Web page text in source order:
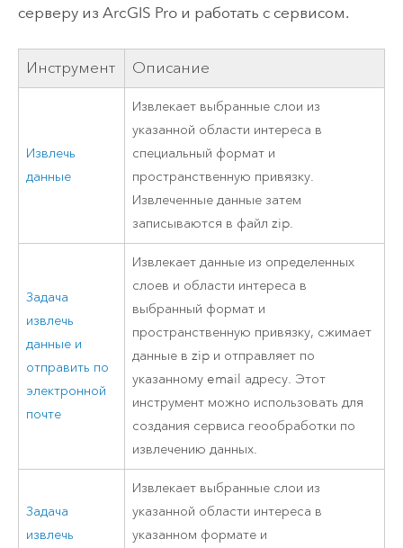
серверу из ArcGIS Proи работать с сервисом.
Инструмент Описание
Извлечь
данные
Извлекает выбранные слои из
указанной области интереса в
специальный формат и
пространственную привязку.
Извлеченные данные затем
записываются в файл zip.
Задача
извлечь
данные и
отправить по
электронной
почте
Извлекает данные из определенных
слоев и области интереса в
выбранный формат и
пространственную привязку, сжимает
данные в zip и отправляет по
указанному email адресу. Этот
инструмент можно использовать для
создания сервиса геообработки по
извлечению данных.
Задача
извлечь
Извлекает выбранные слои из
указанной области интереса в
указанном формате и